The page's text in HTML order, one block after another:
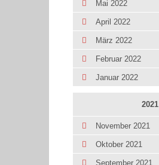
Mai 2022
April 2022
März 2022
Februar 2022
Januar 2022
2021
November 2021
Oktober 2021
September 2021